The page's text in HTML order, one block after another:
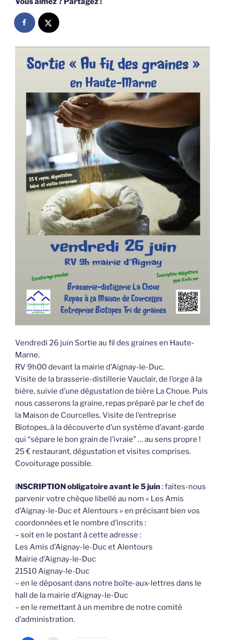
Vendredi 26 juin Sortie au fil des graines en Haute-
Marne.
RV 9h00 devant la mairie d’Aignay-le-Duc.
Visite de la brasserie-distillerie Vauclair, de l’orge à la
bière, suivie d’une dégustation de bière La Choue. Puis
nous casserons la graine, repas préparé par le chef de
la Maison de Courcelles. Visite de l’entreprise
Biotopes, à la découverte d’un système d’avant-garde
qui “sépare le bon grain de l’ivraie” … au sens propre !
25 € restaurant, dégustation et visites comprises.
Covoiturage possible.
NSCRIPTION obligatoire avant le 5 juin: faites-nous
parvenir votre chèque libellé au nom « Les Amis
d’Aignay-le-Duc et Alentours » en précisant bien vos
coordonnées et le nombre d’inscrits :
– soit en le postant à cette adresse :
Les Amis d’Aignay-le-Duc et Alentours
Mairie d’Aignay-le-Duc
21510 Aignay-le-Duc
– en le déposant dans notre boîte-aux-lettres dans le
hall de la mairie d’Aignay-le-Duc
– en le remettant à un membre de notre comité
d’administration.